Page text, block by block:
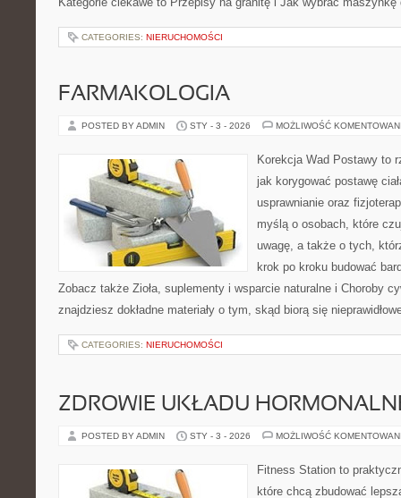
CATEGORIES: NIERUCHOMOŚCI
FARMAKOLOGIA
POSTED BY ADMIN STY - 3 - 2026 MOŻLIWOŚĆ
Korekcja Wad Postawy to
jak korygować postawę
usprawnianie oraz
myślą o osobach, które
uwagę, a także o tych,
krok po kroku budować
Zobacz także Zioła, suplementy i wsparcie naturalne i Choroby
znajdziesz dokładne materiały o tym, skąd biorą się
CATEGORIES: NIERUCHOMOŚCI
ZDROWIE UKŁADU
POSTED BY ADMIN STY - 3 - 2026 MOŻLIWOŚĆ
Fitness Station to
które chcą zbudować